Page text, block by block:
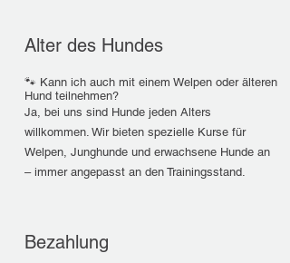
Alter des Hundes
🐾 Kann ich auch mit einem Welpen oder älteren
Hund teilnehmen?
Ja, bei uns sind Hunde jeden Alters
willkommen. Wir bieten spezielle Kurse für
Welpen, Junghunde und erwachsene Hunde an
– immer angepasst an den Trainingsstand.
Bezahlung